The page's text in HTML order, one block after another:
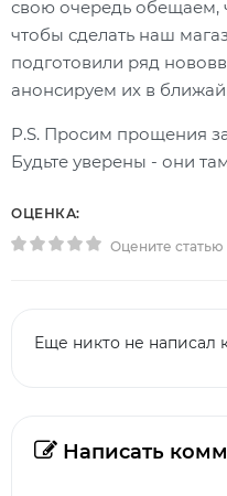
свою очередь обещаем,
чтобы сделать наш
подготовили ряд
анонсируем их в
P.S. Просим прощения
Будьте уверены - они
ОЦЕНКА:
Оцените статью
Еще никто не написал
Написать